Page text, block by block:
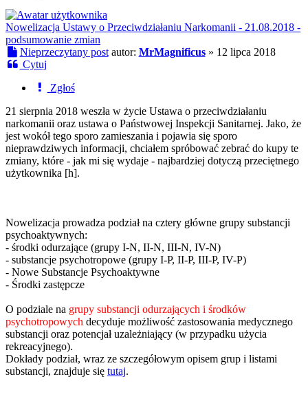
Nowelizacja Ustawy o Przeciwdziałaniu Narkomanii - 21.08.2018 -
podsumowanie zmian
Nieprzeczytany post autor: MrMagnificus» 12 lipca 2018
Cytuj
Zgłoś
21 sierpnia 2018 weszła w życie Ustawa o przeciwdziałaniu
narkomanii oraz ustawa o Państwowej Inspekcji Sanitarnej. Jako, że
jest wokół tego sporo zamieszania i pojawia się sporo
nieprawdziwych informacji, chciałem spróbować zebrać do kupy te
zmiany, które - jak mi się wydaje - najbardziej dotyczą przeciętnego
użytkownika [h].
Nowelizacja prowadza podział na cztery główne grupy substancji
psychoaktywnych:
- środki odurzające (grupy I-N, II-N, III-N, IV-N)
- substancje psychotropowe (grupy I-P, II-P, III-P, IV-P)
- Nowe Substancje Psychoaktywne
- Środki zastępcze
O podziale na grupy substancji odurzających i środków
psychotropowych decyduje możliwość zastosowania medycznego
substancji oraz potencjał uzależniający (w przypadku użycia
rekreacyjnego).
Dokłady podział, wraz ze szczegółowym opisem grup i listami
substancji, znajduje się tutaj.